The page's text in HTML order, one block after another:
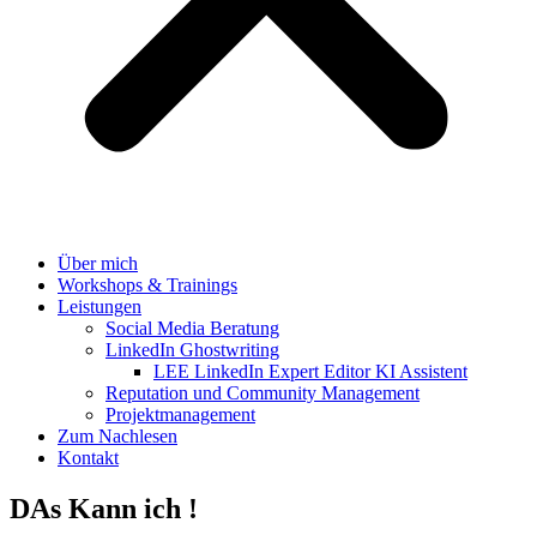
Über mich
Workshops & Trainings
Leistungen
Social Media Beratung
LinkedIn Ghostwriting
LEE LinkedIn Expert Editor KI Assistent
Reputation und Community Management
Projektmanagement
Zum Nachlesen
Kontakt
DAs Kann ich !